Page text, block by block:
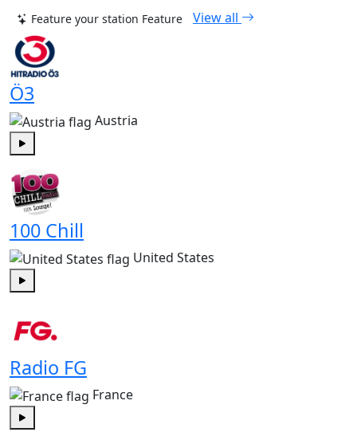
Feature your station Feature View all
Ö3
Austria
100 Chill
United States
Radio FG
France